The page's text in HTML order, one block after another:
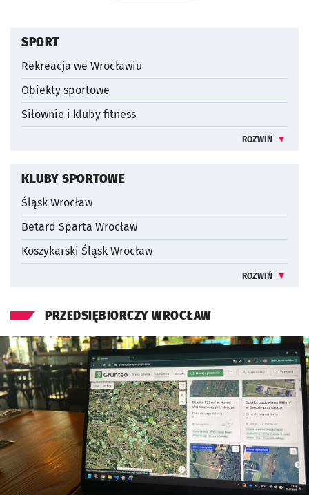
SPORT
Rekreacja we Wrocławiu
Obiekty sportowe
Siłownie i kluby fitness
ROZWIŃ
KLUBY SPORTOWE
Śląsk Wrocław
Betard Sparta Wrocław
Koszykarski Śląsk Wrocław
ROZWIŃ
PRZEDSIĘBIORCZY WROCŁAW